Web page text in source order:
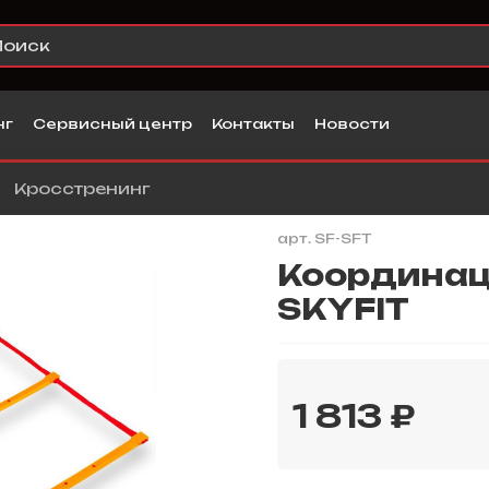
Сервисный центр Контакты Новости
Кросстренинг
арт. SF-SFT
SKYFIT
1 813 ₽